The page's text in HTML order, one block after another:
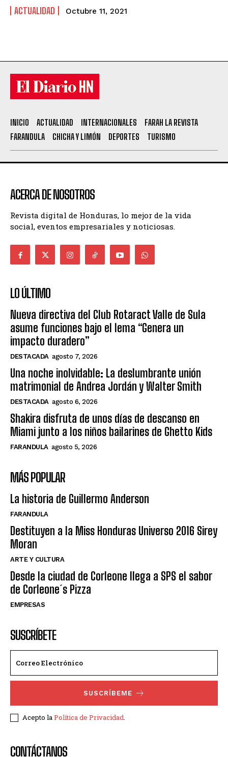
ACTUALIDAD Octubre 11, 2021
INICIO ACTUALIDAD INTERNACIONALES
FARAH LA REVISTA
FARANDULA
CHICHA Y LIMÓN DEPORTES TURISMO
ACERCA DE NOSOTROS
Revista digital de Honduras, lo mejor de la vida
social, eventos empresariales y noticiosas.
LO ÚLTIMO
Nueva directiva del Club Rotaract Valle de Sula
asume funciones bajo el lema “Genera un
impacto duradero”
DESTACADA agosto 7, 2026
Una noche inolvidable: La deslumbrante unión
matrimonial de Andrea Jordán y Walter Smith
DESTACADA agosto 6, 2026
Shakira disfruta de unos días de descanso en
Miami junto a los niños bailarines de Ghetto Kids
FARANDULA agosto 5, 2026
MÁS POPULAR
La historia de Guillermo Anderson
FARANDULA
Destituyen a la Miss Honduras Universo 2016 Sirey
Moran
ARTE Y CULTURA
Desde la ciudad de Corleone llega a SPS el sabor
de Corleone´s Pizza
EMPRESAS
SUSCRÍBETE
SUSCRÍBEME
Acepto laPolítica de Privacidad.
CONTÁCTANOS